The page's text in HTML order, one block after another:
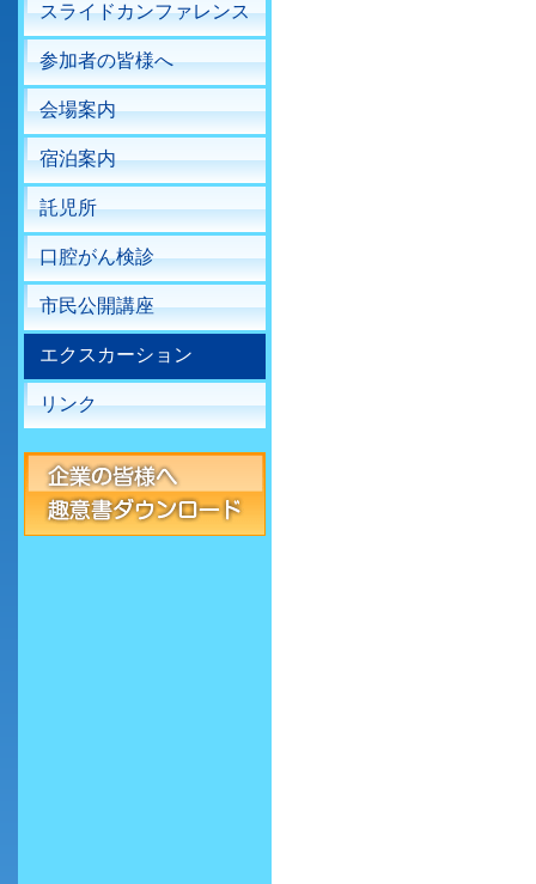
スライドカンファレンス
参加者の皆様へ
会場案内
宿泊案内
託児所
口腔がん検診
市民公開講座
エクスカーション
リンク